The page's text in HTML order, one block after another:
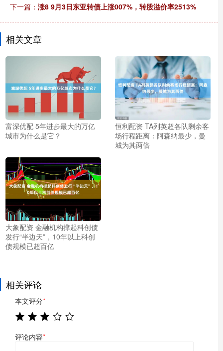
下一篇： 涨8 9月3日东亚转债上涨007%，转股溢价率2513%
相关文章
富深优配 5年进步最大的万亿
城市为什么是它？
恒利配资 TA列英超各队剩余客
场行程距离：阿森纳最少，曼
城为其两倍
大象配资 金融机构撑起科创债
发行“半边天”，10年以上科创
债规模已超百亿
相关评论
本文评分*
评论内容*